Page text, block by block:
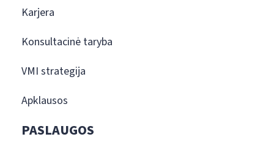
Karjera
Konsultacinė taryba
VMI strategija
Apklausos
PASLAUGOS